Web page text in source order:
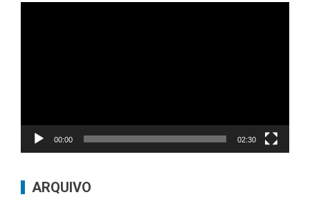
00:00 02:30
ARQUIVO